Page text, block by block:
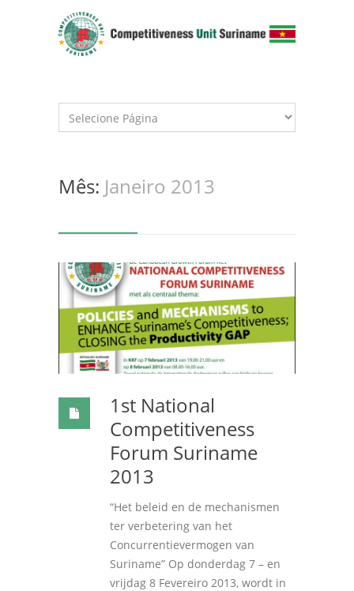
Mês: Janeiro 2013
1st National
Competitiveness
Forum Suriname
2013
“Het beleid en de mechanismen
ter verbetering van het
Concurrentievermogen van
Suriname” Op donderdag 7 – en
vrijdag 8 Fevereiro 2013, wordt in